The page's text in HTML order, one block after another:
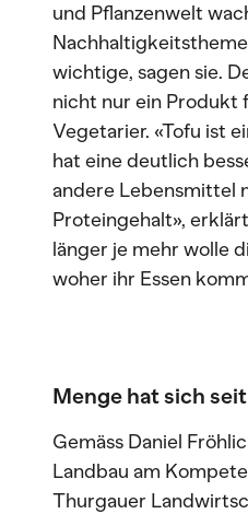
und Pflanzenwelt
wichtige, sagen sie.
nicht nur ein Produkt
Vegetarier. «Tofu ist
hat eine deutlich
andere Lebensmittel
Proteingehalt»,
länger je mehr wolle
woher ihr Essen
Menge hat sich
Gemäss Daniel
Landbau am
Thurgauer